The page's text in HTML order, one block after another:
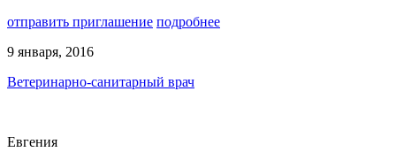
отправить приглашение подробнее
9 января, 2016
Ветеринарно-санитарный врач
Евгения